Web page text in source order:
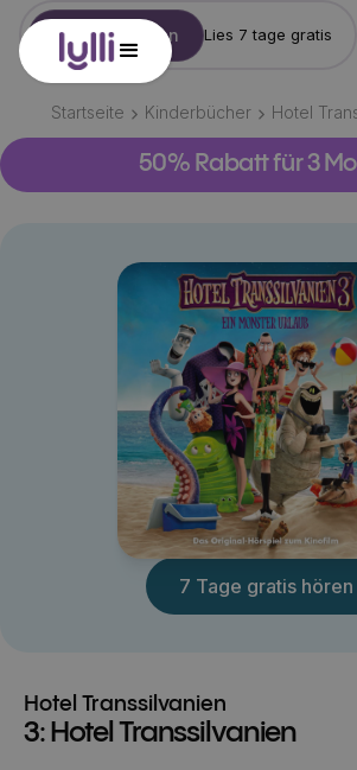
Konto erstellen Lies 7 tage gratis
Startseite Kinderbücher Hotel
50% Rabatt für 3
7 Tage gratis hören
Hotel Transsilvanien
3: Hotel Transsilvanien